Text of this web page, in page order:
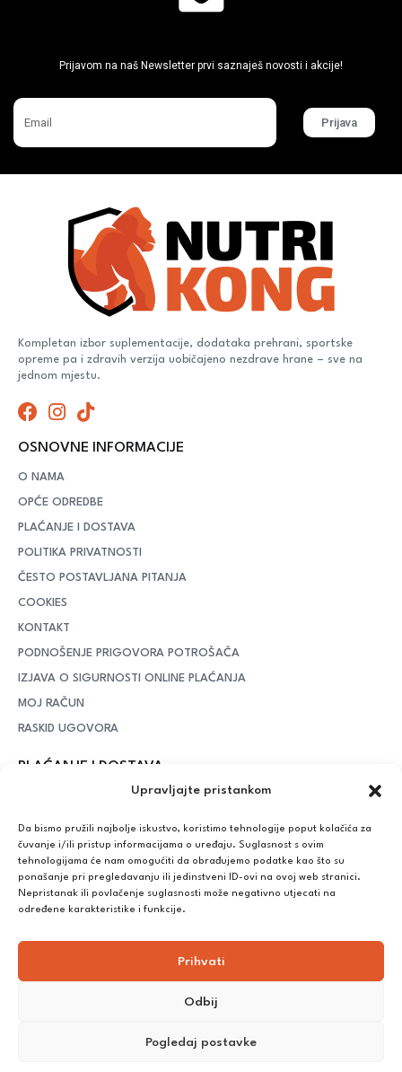
Upravljajte pristankom
Da bismo pružili najbolje iskustvo, koristimo tehnologije poput kolačića za
čuvanje i/ili pristup informacijama o uređaju. Suglasnost s ovim
tehnologijama će nam omogućiti da obrađujemo podatke kao što su
ponašanje pri pregledavanju ili jedinstveni ID-ovi na ovoj web stranici.
Nepristanak ili povlačenje suglasnosti može negativno utjecati na
određene karakteristike i funkcije.
Prihvati
Odbij
Pogledaj postavke
Prijavom na naš Newsletter prvi saznaješ novosti i akcije!
Prijava
Kompletan izbor suplementacije, dodataka prehrani, sportske
opreme pa i zdravih verzija uobičajeno nezdrave hrane – sve na
jednom mjestu.
OSNOVNE INFORMACIJE
O NAMA
OPĆE ODREDBE
PLAĆANJE I DOSTAVA
POLITIKA PRIVATNOSTI
ČESTO POSTAVLJANA PITANJA
COOKIES
KONTAKT
PODNOŠENJE PRIGOVORA POTROŠAČA
IZJAVA O SIGURNOSTI ONLINE PLAĆANJA
MOJ RAČUN
RASKID UGOVORA
PLAĆANJE I DOSTAVA
– iznad potrošenih 55 eura dostava je
Plaćanje:
Bankovna transakcija, plaćanje prilikom preuzimanja, CorvusPay